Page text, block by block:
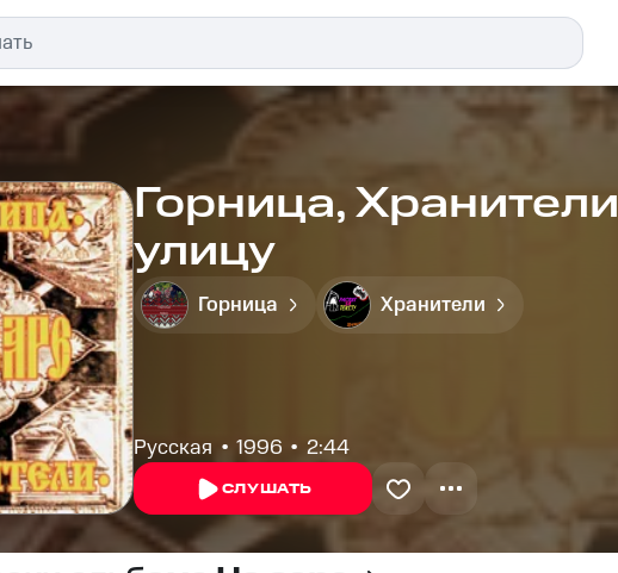
Горница,
улицу
Горница Хранители
Русская 1996 2:44
СЛУШАТЬ